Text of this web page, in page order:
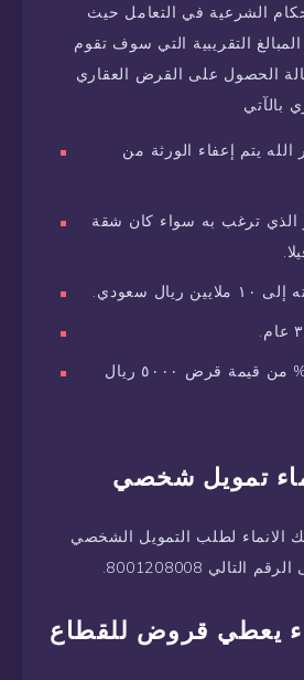
الشرعية في التعامل حيث
التقريبية التي سوف تقوم
الحصول على القرض العقاري
بالآتي
الله يتم إعفاء الورثة من
الذي ترغب به سواء كان شقة
سعودي.
نسبة رسوم إدارية ١% من قيمة قرض ٥٠٠٠ ريال
تمويل شخصي
الانماء لطلب التمويل الشخصي
8001208008.
يعطي قروض للقطاع